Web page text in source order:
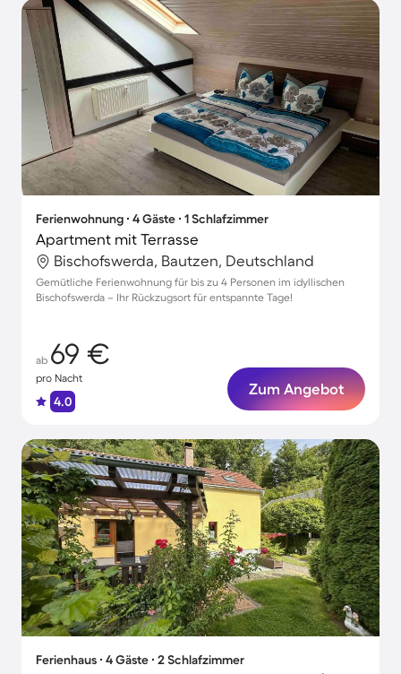
Ferienwohnung ∙ 4 Gäste ∙ 1 Schlafzimmer
Apartment mit Terrasse
Bischofswerda, Bautzen, Deutschland
Gemütliche Ferienwohnung für bis zu 4 Personen im idyllischen
Bischofswerda – Ihr Rückzugsort für entspannte Tage!
ab 69 €
pro Nacht
4.0
Zum Angebot
Ferienhaus ∙ 4 Gäste ∙ 2 Schlafzimmer